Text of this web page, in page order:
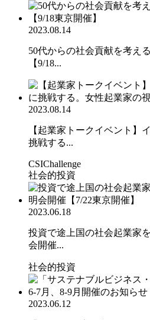
2023.08.14
50代からの社会貢献を考え
【9/18...
2023.08.14
【起業家トークイベント】
挑戦する...
CSIChallenge
社会的投資
2023.06.18
投資で途上国の社会起業家
会開催...
社会的投資
2023.06.12